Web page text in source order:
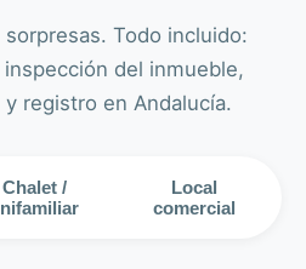
Todo incluido:
del inmueble,
registro en Andalucía.
Chalet /
Local
comercial